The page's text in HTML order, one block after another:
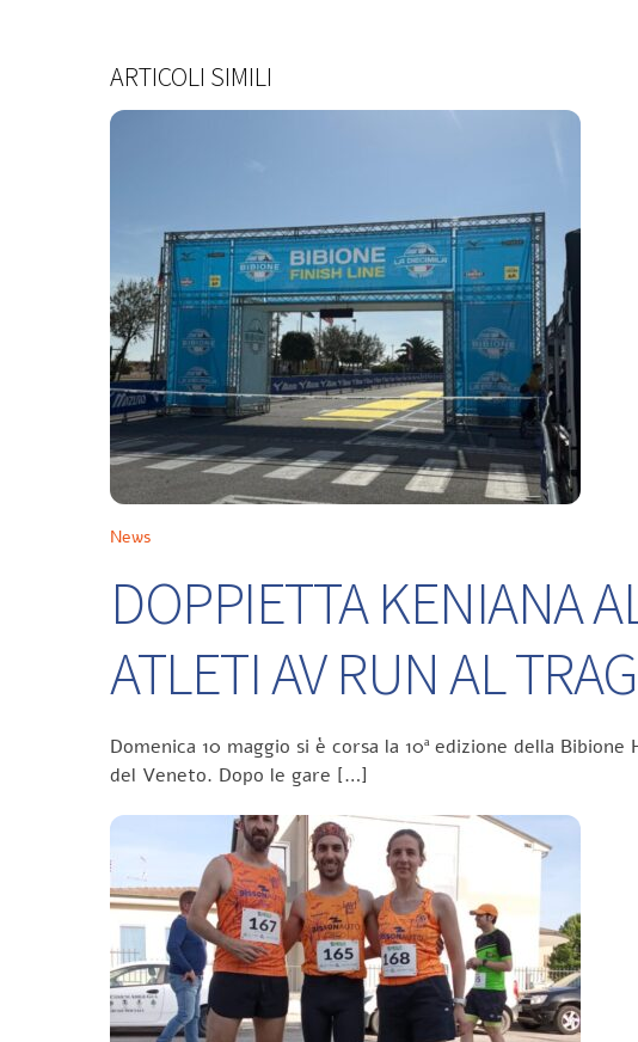
ARTICOLI SIMILI
News
DOPPIETTA KENIANA
ATLETI AV RUN AL
Domenica 10 maggio si è corsa la 10ª edizione della
del Veneto. Dopo le gare […]